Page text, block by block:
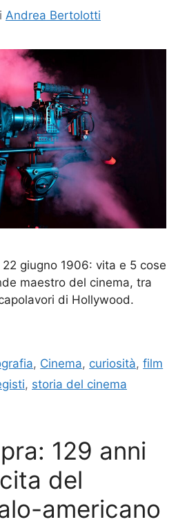
Andrea Bertolotti
giugno 1906: vita e 5 cose
maestro del cinema, tra
di Hollywood.
, Cinema, curiosità,film
, storia del cinema
129 anni
del
americano